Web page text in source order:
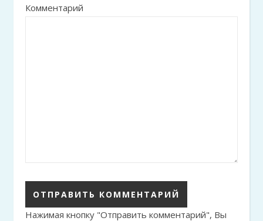
Комментарий
Нажимая кнопку "Отправить комментарий", Вы